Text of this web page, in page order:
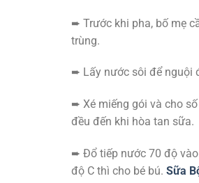
➨ Trước khi pha, bố mẹ
trùng.
➨ Lấy nước sôi để nguội
➨ Xé miếng gói và cho
đều đến khi hòa tan sữa.
➨ Đổ tiếp nước 70 độ
độ C thì cho bé bú. Sữa